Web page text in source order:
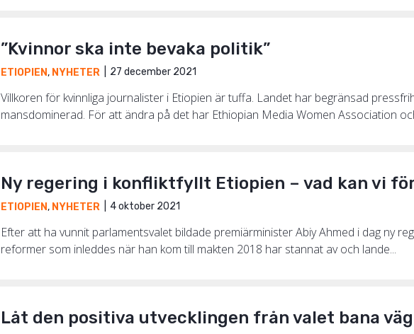
”Kvinnor ska inte bevaka politik”
ETIOPIEN, NYHETER 27 december 2021
Villkoren för kvinnliga journalister i Etiopien är tuffa. Landet har begränsad
mansdominerad. För att ändra på det har Ethiopian Media Women Association
Ny regering i konfliktfyllt Etiopien – vad kan vi
ETIOPIEN, NYHETER 4 oktober 2021
Efter att ha vunnit parlamentsvalet bildade premiärminister Abiy Ahmed i dag ny
reformer som inleddes när han kom till makten 2018 har stannat av och lande...
Låt den positiva utvecklingen från valet bana